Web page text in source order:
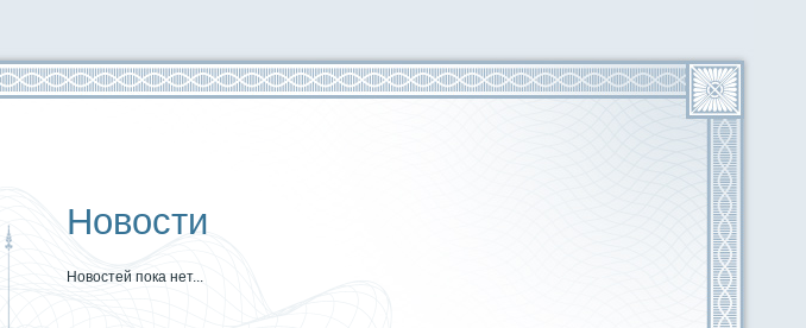
Новости
Новостей пока нет...